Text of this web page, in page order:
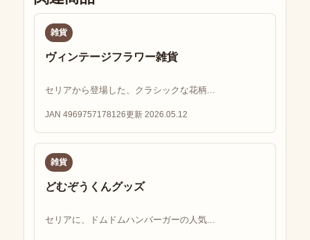
雑貨
ヴィンテージフラワー雑貨
セリアから登場した、クラシックな花柄...
JAN 4969757178126更新 2026.05.12
雑貨
どむぞうくんグッズ
セリアに、ドムドムハンバーガーの人気...